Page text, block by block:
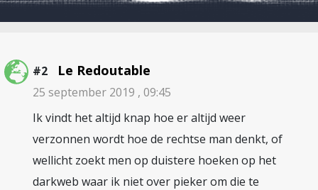
#2 Le Redoutable
25 september 2019 , 09:45
Ik vindt het altijd knap hoe er altijd weer
verzonnen wordt hoe de rechtse man denkt, of
wellicht zoekt men op duistere hoeken op het
darkweb waar ik niet over pieker om die te